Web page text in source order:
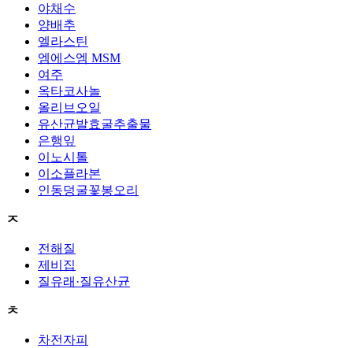
야채수
양배추
엘라스틴
엠에스엠 MSM
여주
옥타코사놀
올리브오일
유산균발효굴추출물
은행잎
이노시톨
이소플라본
인동덩굴꽃봉오리
ㅈ
전해질
제비집
질유래·질유산균
ㅊ
차전자피